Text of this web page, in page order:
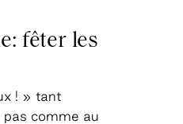
fêter les
! » tant
comme au